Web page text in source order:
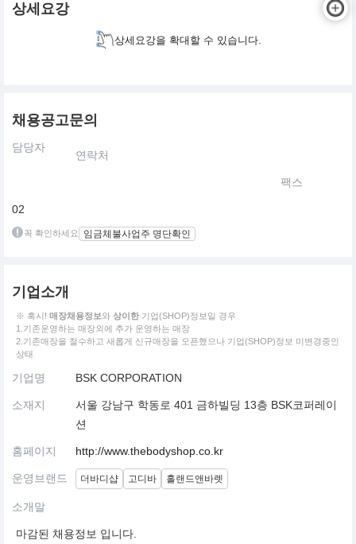
상세요강
상세요강을 확대할 수 있습니다.
채용공고문의
담당자
연락처
팩스
02
꼭 확인하세요 임금체불사업주 명단확인
기업소개
※ 혹시! 매장채용정보와 상이한 기업(SHOP)정보일 경우
1.기존운영하는 매장외에 추가 운영하는 매장
2.기존매장을 철수하고 새롭게 신규매장을 오픈했으나 기업(SHOP)정보 미변경중인
상태
기업명 BSK CORPORATION
소재지
서울 강남구 학동로 401 금하빌딩 13층 BSK코퍼레이
션
홈페이지 http://www.thebodyshop.co.kr
운영브랜드 더바디샵 고디바 홀랜드앤바렛
소개말
마감된 채용정보 입니다.